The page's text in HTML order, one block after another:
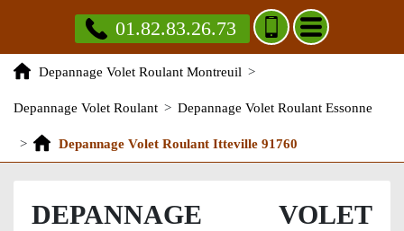
01.82.83.26.73
Depannage Volet Roulant Montreuil >
Depannage Volet Roulant > Depannage Volet Roulant Essonne
> Depannage Volet Roulant Itteville 91760
DEPANNAGE VOLET